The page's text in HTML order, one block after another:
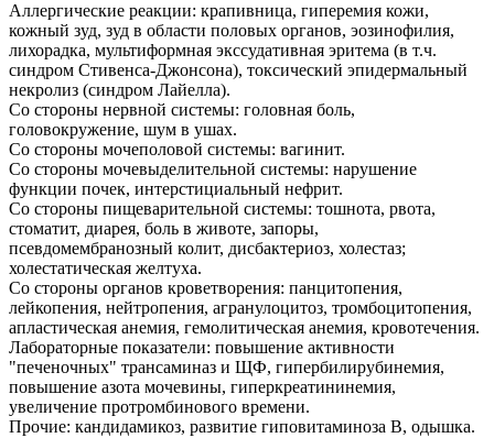
Аллергические реакции: крапивница, гиперемия кожи,
кожный зуд, зуд в области половых органов, эозинофилия,
лихорадка, мультиформная экссудативная эритема (в т.ч.
синдром Стивенса-Джонсона), токсический эпидермальный
некролиз (синдром Лайелла).
Со стороны нервной системы: головная боль,
головокружение, шум в ушах.
Со стороны мочеполовой системы: вагинит.
Со стороны мочевыделительной системы: нарушение
функции почек, интерстициальный нефрит.
Со стороны пищеварительной системы: тошнота, рвота,
стоматит, диарея, боль в животе, запоры,
псевдомембранозный колит, дисбактериоз, холестаз;
холестатическая желтуха.
Со стороны органов кроветворения: панцитопения,
лейкопения, нейтропения, агранулоцитоз, тромбоцитопения,
апластическая анемия, гемолитическая анемия, кровотечения.
Лабораторные показатели: повышение активности
"печеночных" трансаминаз и ЩФ, гипербилирубинемия,
повышение азота мочевины, гиперкреатининемия,
увеличение протромбинового времени.
Прочие: кандидамикоз, развитие гиповитаминоза В, одышка.